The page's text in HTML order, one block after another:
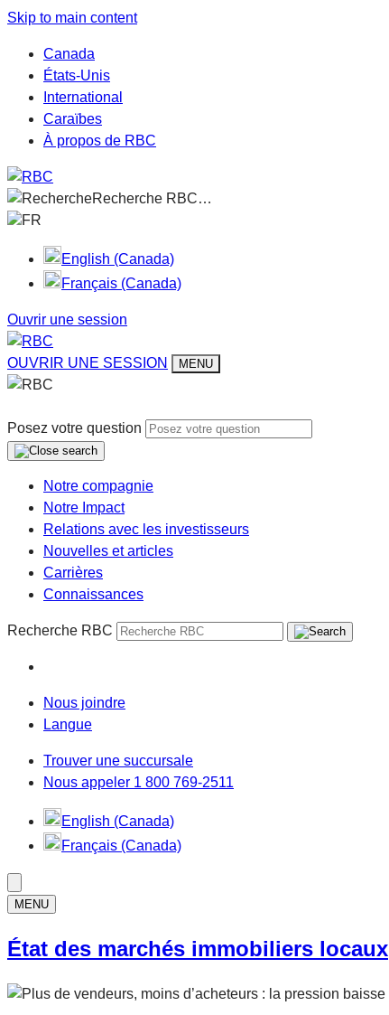
Skip to main content
Canada
États-Unis
International
Caraïbes
À propos de RBC
Recherche RBC…
FR
English (Canada)
Français (Canada)
Ouvrir une session
OUVRIR UNE SESSION MENU
Posez votre question
Notre compagnie
Notre Impact
Relations avec les investisseurs
Nouvelles et articles
Carrières
Connaissances
Recherche RBC
Nous joindre
Langue
Trouver une succursale
Nous appeler 1 800 769-2511
English (Canada)
Français (Canada)
MENU
État des marchés immobiliers locaux